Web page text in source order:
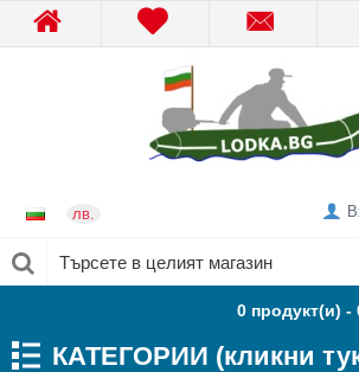
лв.
0 продукт(и) -
КАТЕГОРИИ (кликни